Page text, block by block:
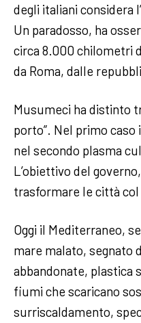
degli italiani considera
Un paradosso, ha
circa 8.000 chilometri
da Roma, dalle
Musumeci ha distinto
porto”. Nel primo
nel secondo plasma
L’obiettivo del
trasformare le città
Oggi il Mediterraneo,
mare malato, segnato
abbandonate, plastica
fiumi che scaricano
surriscaldamento,